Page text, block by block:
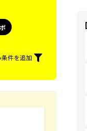
件を追加